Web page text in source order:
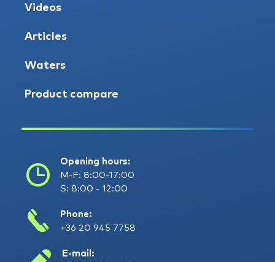
Videos
Articles
Waters
Product compare
Opening hours:
M-F: 8:00-17:00
S: 8:00 - 12:00
Phone:
+36 20 945 7758
E-mail: